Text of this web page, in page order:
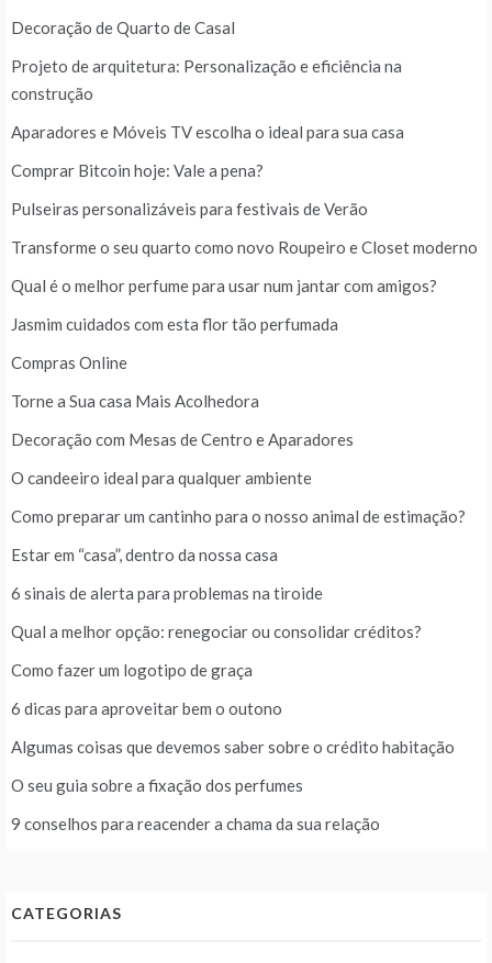
Decoração de Quarto de Casal
Projeto de arquitetura: Personalização e eficiência na
construção
Aparadores e Móveis TV escolha o ideal para sua casa
Comprar Bitcoin hoje: Vale a pena?
Pulseiras personalizáveis para festivais de Verão
Transforme o seu quarto como novo Roupeiro e Closet moderno
Qual é o melhor perfume para usar num jantar com amigos?
Jasmim cuidados com esta flor tão perfumada
Compras Online
Torne a Sua casa Mais Acolhedora
Decoração com Mesas de Centro e Aparadores
O candeeiro ideal para qualquer ambiente
Como preparar um cantinho para o nosso animal de estimação?
Estar em “casa”, dentro da nossa casa
6 sinais de alerta para problemas na tiroide
Qual a melhor opção: renegociar ou consolidar créditos?
Como fazer um logotipo de graça
6 dicas para aproveitar bem o outono
Algumas coisas que devemos saber sobre o crédito habitação
O seu guia sobre a fixação dos perfumes
9 conselhos para reacender a chama da sua relação
CATEGORIAS